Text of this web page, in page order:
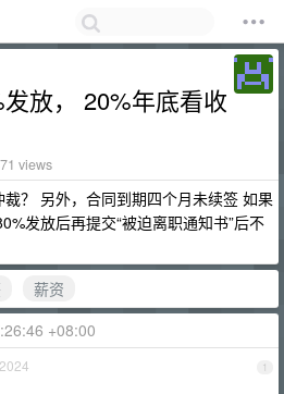
放， 20%年底看收
views
？ 另外，合同到期四个月未续签 如果
发放后再提交“被迫离职通知书”后不
薪资
+08:00
1